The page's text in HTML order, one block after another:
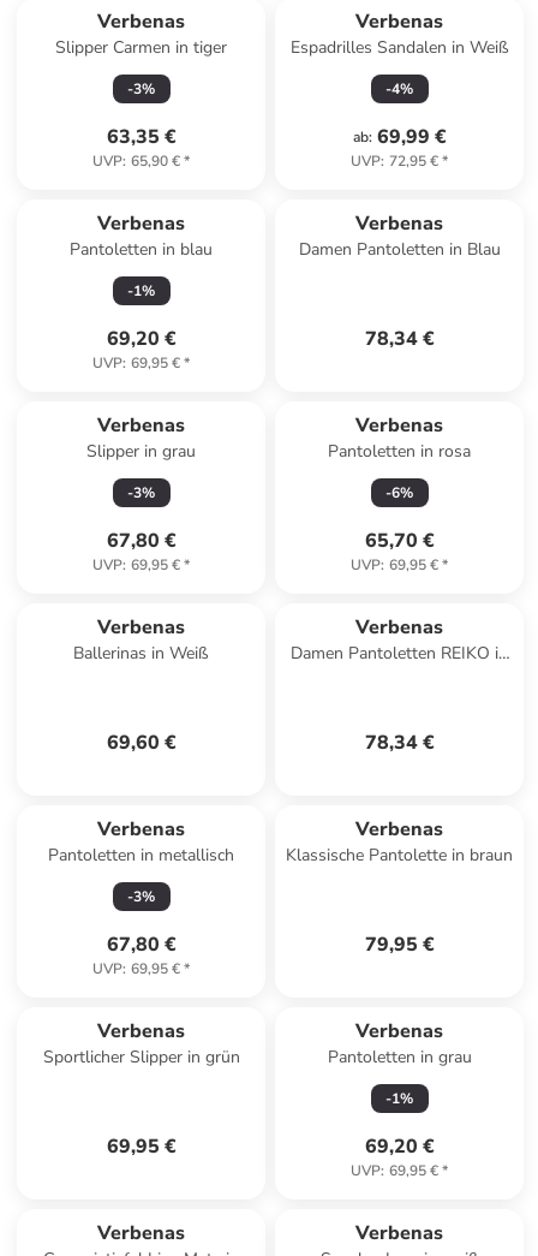
Verbenas
Slipper Carmen in tiger
-3%
63,35 €
UVP: 65,90 €*
Verbenas
Espadrilles Sandalen in Weiß
-4%
ab: 69,99 €
UVP: 72,95 €*
Verbenas
Pantoletten in blau
-1%
69,20 €
UVP: 69,95 €*
Verbenas
Damen Pantoletten in Blau
78,34 €
Verbenas
Slipper in grau
-3%
67,80 €
UVP: 69,95 €*
Verbenas
Pantoletten in rosa
-6%
65,70 €
UVP: 69,95 €*
Verbenas
Ballerinas in Weiß
69,60 €
Verbenas
Damen Pantoletten REIKO in
78,34 €
Verbenas
Pantoletten in metallisch
-3%
67,80 €
UVP: 69,95 €*
Verbenas
Klassische Pantolette in braun
79,95 €
Verbenas
Sportlicher Slipper in grün
69,95 €
Verbenas
Pantoletten in grau
-1%
69,20 €
UVP: 69,95 €*
Verbenas Verbenas